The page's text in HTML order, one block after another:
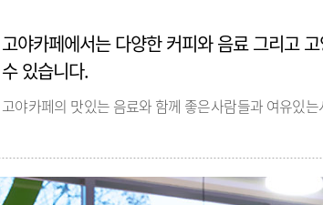
고야카페에서는 다양한 커피와 음료 그리고
수 있습니다.
고야카페의 맛있는 음료와 함께 좋은사람들과 여유있